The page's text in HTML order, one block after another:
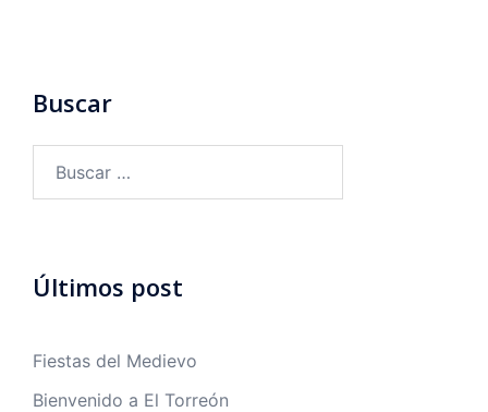
Buscar
Últimos post
Fiestas del Medievo
Bienvenido a El Torreón